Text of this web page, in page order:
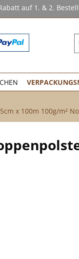
auf 1. & 2.
x 100m 100g/m²